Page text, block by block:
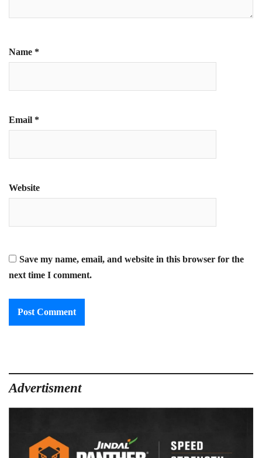
Name *
Email *
Website
Save my name, email, and website in this browser for the
next time I comment.
Advertisment